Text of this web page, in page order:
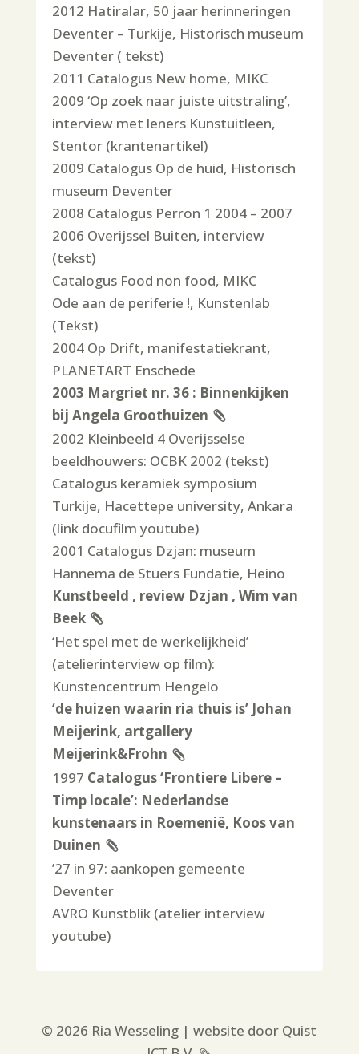
2012 Hatiralar, 50 jaar herinneringen
Deventer – Turkije, Historisch museum
Deventer ( tekst)
2011 Catalogus New home, MIKC
2009 ‘Op zoek naar juiste uitstraling’,
interview met leners Kunstuitleen,
Stentor (krantenartikel)
2009 Catalogus Op de huid, Historisch
museum Deventer
2008 Catalogus Perron 1 2004 – 2007
2006 Overijssel Buiten, interview
(tekst)
Catalogus Food non food, MIKC
Ode aan de periferie !, Kunstenlab
(Tekst)
2004 Op Drift, manifestatiekrant,
PLANETART Enschede
2003 Margriet nr. 36 : Binnenkijken
bij Angela Groothuizen
2002 Kleinbeeld 4 Overijsselse
beeldhouwers: OCBK 2002 (tekst)
Catalogus keramiek symposium
Turkije, Hacettepe university, Ankara
(link docufilm youtube)
2001 Catalogus Dzjan: museum
Hannema de Stuers Fundatie, Heino
Kunstbeeld , review Dzjan , Wim van
Beek
‘Het spel met de werkelijkheid’
(atelierinterview op film):
Kunstencentrum Hengelo
‘de huizen waarin ria thuis is’ Johan
Meijerink, artgallery
Meijerink&Frohn
1997 Catalogus ‘Frontiere Libere –
Timp locale’: Nederlandse
kunstenaars in Roemenië, Koos van
Duinen
’27 in 97: aankopen gemeente
Deventer
AVRO Kunstblik (atelier interview
youtube)
© 2026 Ria Wesseling | website door Quist